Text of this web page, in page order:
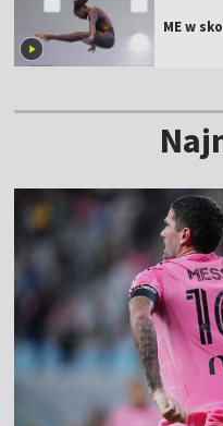
ME w